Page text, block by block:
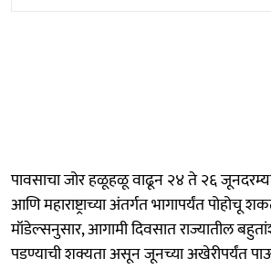
पावसाचा जोर हळूहळू वाढून २४ ते २६
आणि महाराष्ट्राच्या अंतर्गत भागापर्यंत पोहोचू
मॉडेल्सनुसार, आगामी दिवसात राज्यातील
पडण्याची शक्यता असून जूनच्या अखेरीपर्यंत